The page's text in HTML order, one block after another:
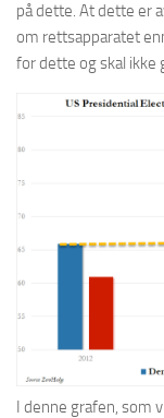
på dette. At dette er
om rettsapparatet
for dette og skal ikke
I denne grafen, som